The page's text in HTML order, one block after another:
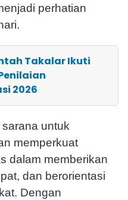
perhatian
Takalar Ikuti
2026
untuk
memperkuat
dalam memberikan
dan berorientasi
Dengan